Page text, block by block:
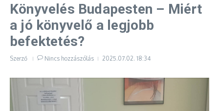
Könyvelés Budapesten – Miért
a jó könyvelő a legjobb
befektetés?
Szerző Nincs hozzászólás 2025.07.02. 18:34